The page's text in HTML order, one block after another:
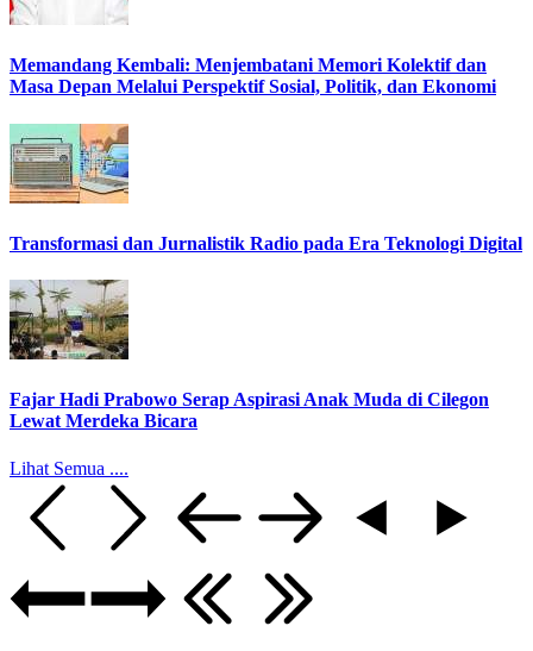
Memandang Kembali: Menjembatani Memori Kolektif dan
Masa Depan Melalui Perspektif Sosial, Politik, dan Ekonomi
Transformasi dan Jurnalistik Radio pada Era Teknologi Digital
Fajar Hadi Prabowo Serap Aspirasi Anak Muda di Cilegon
Lewat Merdeka Bicara
Lihat Semua ....